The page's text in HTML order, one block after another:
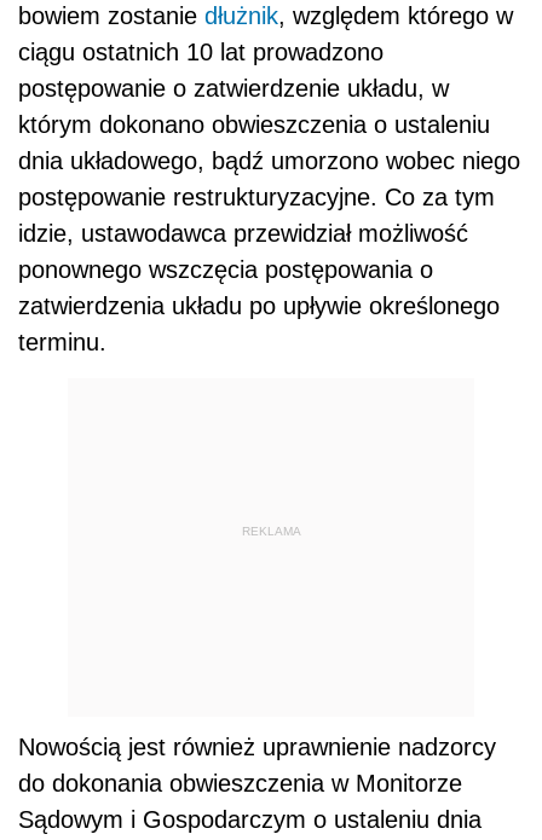
bowiem zostanie dłużnik, względem którego w
ciągu ostatnich 10 lat prowadzono
postępowanie o zatwierdzenie układu, w
którym dokonano obwieszczenia o ustaleniu
dnia układowego, bądź umorzono wobec niego
postępowanie restrukturyzacyjne. Co za tym
idzie, ustawodawca przewidział możliwość
ponownego wszczęcia postępowania o
zatwierdzenia układu po upływie określonego
terminu.
REKLAMA
Nowością jest również uprawnienie nadzorcy
do dokonania obwieszczenia w Monitorze
Sądowym i Gospodarczym o ustaleniu dnia